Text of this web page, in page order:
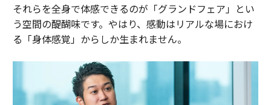
それらを全身で体感できるのが「グランドフェア」とい
う空間の醍醐味です。やはり、感動はリアルな場におけ
る「身体感覚」からしか生まれません。